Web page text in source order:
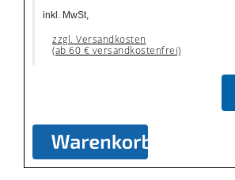
inkl. MwSt,
zzgl. Versandkosten
(ab 60 € versandkostenfrei)